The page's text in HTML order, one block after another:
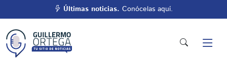
Últimas noticias. Conócelas aquí.